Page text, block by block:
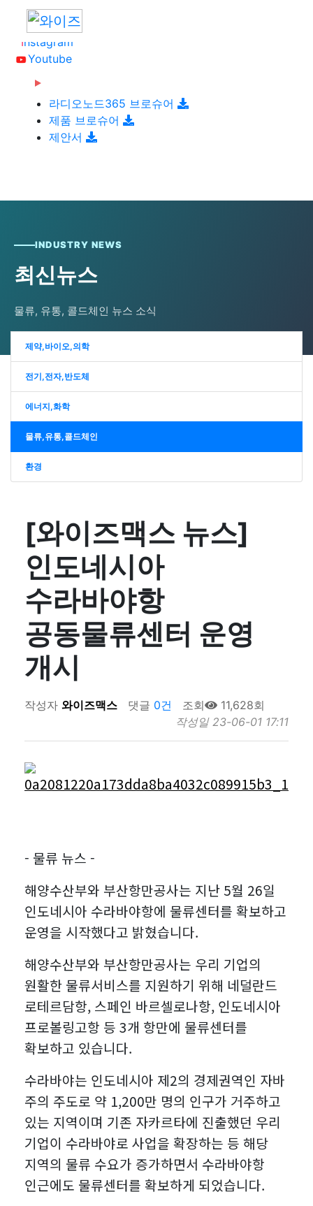
BLOG
TORE
Instagram
Youtube
트남 대형 콜드…
2026-06-08 [와이즈맥스 뉴스] 빌 게이츠 손잡고 한미
원전 협력 …
2026-06-08[와이즈맥스 뉴스] 한-세르비아 CEPA 타
결…반도체·…
2026-06-08[와이즈맥스 뉴스] 진격의 K바이오, ‘제
약업계 노벨상…
2024-02-16
셀바이오에 기술…
대량 생산 …
2024-01-23[와이즈맥스 뉴스] 신테카바이오 신약개
발 생성형 인공지…
2024-01-22
환경감시원 모
2024-01-22
보급에 122…
2024-01-17[와이즈맥스 뉴스] '반도체 생명수' 초순
2024-01-17[와이즈맥스 뉴스] 바이오노트 '혈전 스크
2024-01-15[와이즈맥스 뉴스] 통영시, '한국교육도
시 통영 비전선…
2024-01-15
가 허브 터미…
2024-01-11[와이즈맥스 뉴스] 인천 중구, 올해 21억
들여 신재…
2024-01-10
에 무선전송 반…
2024-01-10[와이즈맥스 뉴스] 윤성에프앤씨, 대웅바
이오에 믹싱 설…
2024-01-09
에 항만측정소·…
료 공급 위한 '…
2024-01-09
젬스와 창상피복…
2024-01-08
대체 신재생…
품 효율 기준…
산능력 월 3…
2024-01-02[와이즈맥스 뉴스] 알지노믹스, '간암 1차
치료제 병…
2023-12-28[와이즈맥스 뉴스] 환경과학원 '실내공기
질 공정시험기준…
2023-12-28[와이즈맥스 뉴스] 국토부 천안에 '제1호
스마트 공동…
2023-12-28 [와이즈맥스 뉴스] 국내 최초 공공주도 해
상풍력사업, …
2023-12-22[와이즈맥스 뉴스] 반도체 등 4대 첨단전
략사업에 14…
2023-12-22 [와이즈맥스 뉴스] 바스젠바이오,
JPM2024에서 신…
2023-12-21[와이즈맥스 뉴스] 환경보전협회, 한국환
경보전원으로 새…
2023-12-21[와이즈맥스 뉴스] 이커머스 물류 플랫폼
'원클릭 프로…
2023-12-20[와이즈맥스 뉴스] DN솔루션즈 "에너지
경영 국제 인…
2023-12-20
검사 장비 개…
2023-12-19
2023-12-18
ON 세미나…
2023-12-18[와이즈맥스 뉴스] 서울시 내 도시첨단물
류단지 추진 탄…
2023-12-15[와이즈맥스 뉴스] 에너지경제연구원, 산
[와이즈맥스 뉴스] 인텔 AI반도체 가우디
3 발표
2023-12-15[와이즈맥스 뉴스] LG화학 휴미라 바이오
기업 대상 수…
진출 본격화
2023-12-14[와이즈맥스 뉴스] 에너지연 'KIER 컨퍼
2023-12-13[와이즈맥스 뉴스] 네이버·삼성 공동 개발
하 SCM/Lo…
2023-12-12
종합대책 추…
2023-12-11
900km…
TRACES…
2023-12-08 [와이즈맥스 뉴스] 금호건설 파주시 환경
순환센터 현대화…
2023-12-08[와이즈맥스 뉴스] 현대무벡스 한국타이
어에 스마트물류 …
2023-12-06 [와이즈맥스 뉴스] 한수원 에너지절약 캠
페인 진행
2023-12-05[와이즈맥스 뉴스] 유니스트 세계 최초 초
국적사와 mRN…
2023-12-04 [와이즈맥스 뉴스] 환경공단, 무색 페트병
자원순환 체…
2023-12-04 [와이즈맥스 뉴스] aT, 식자재 유통 선진
화 전략 모…
2023-12-04[와이즈맥스 뉴스] 제주에너지공사 컨소
시엄 동부 대규모…
2023-11-28[와이즈맥스 뉴스] 한미반도체 듀얼 TC
본더 그리핀 …
2023-11-28 [와이즈맥스 뉴스] 아미코젠, 키토산 항바
이러스 효과 …
2023-11-27 [와이즈맥스 뉴스] 환경산업기술원, 환경
산업 지원 통합…
2023-11-27[와이즈맥스 뉴스] 로지스올, 물류장 토탈
"난방비 낮추고…
2023-11-24 [와이즈맥스 뉴스] 사피온, 데이터센터용
AI반도체 '…
2023-11-24[와이즈맥스 뉴스] 2023 바이오 인천 글
로벌 콘펙스…
2023-11-22[와이즈맥스 뉴스] 팜젠사이언스, 한강시
민공원서 '줍깅…
2023-11-22 [와이즈맥스 뉴스] 트레드링스, '링고'로
국내 모든 …
2023-11-17 [와이즈맥스 뉴스] 제주도-노르웨이 해상
풍력 등 신재생…
2023-11-17[와이즈맥스 뉴스] 디퍼아이, 엣지 AI반도
체 양산 성…
2023-11-17 [와이즈맥스 뉴스] 전남 화순에 국가면역
치료혁신센터 개…
2023-11-15 [와이즈맥스 뉴스] 환경 살리고 돈도 버는
'땅끝희망이…
2023-11-15[와이즈맥스 뉴스] 오아시스마켓 대한민
라디오노드365 브로슈어
제품 브로슈어
제안서
INDUSTRY NEWS
최신뉴스
물류, 유통, 콜드체인 뉴스 소식
제약,바이오,의학
전기,전자,반도체
에너지,화학
물류,유통,콜드체인
환경
[와이즈맥스 뉴스]
인도네시아
수라바야항
공동물류센터 운영
개시
작성자 와이즈맥스 댓글 0건 조회
11,628회
작성일23-06-01 17:11
- 물류 뉴스 -
해양수산부와 부산항만공사는 지난 5월 26일
인도네시아 수라바야항에 물류센터를 확보하고
운영을 시작했다고 밝혔습니다.
해양수산부와 부산항만공사는 우리 기업의
원활한 물류서비스를 지원하기 위해 네덜란드
로테르담항, 스페인 바르셀로나항, 인도네시아
프로볼링고항 등 3개 항만에 물류센터를
확보하고 있습니다.
수라바야는 인도네시아 제2의 경제권역인 자바
주의 주도로 약 1,200만 명의 인구가 거주하고
있는 지역이며 기존 자카르타에 진출했던 우리
기업이 수라바야로 사업을 확장하는 등 해당
지역의 물류 수요가 증가하면서 수라바야항
인근에도 물류센터를 확보하게 되었습니다.